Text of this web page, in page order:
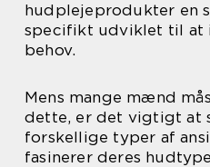
hudplejeprodukter en
specifikt udviklet til at
behov.
Mens mange mænd
dette, er det vigtigt at
forskellige typer af
fasinerer deres